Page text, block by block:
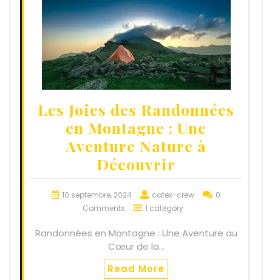
Les Joies des Randonnées
en Montagne : Une
Aventure Nature à
Découvrir
10 septembre, 2024 catex-crew
0
Comments
1 category
Randonnées en Montagne : Une Aventure au
Cœur de la…
Read More